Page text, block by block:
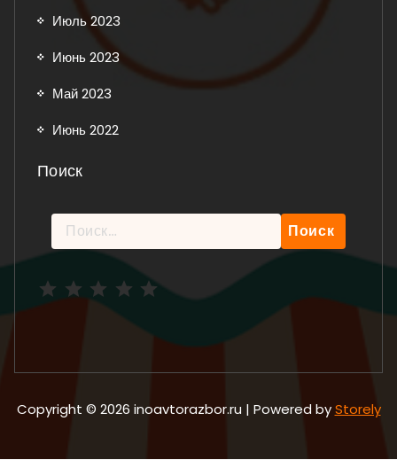
Июль 2023
Июнь 2023
Май 2023
Июнь 2022
Поиск
Найти:
Copyright © 2026 inoavtorazbor.ru | Powered byStorely